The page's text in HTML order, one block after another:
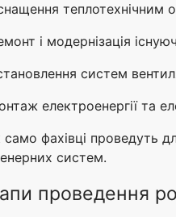
теплотехнічним
і модернізація
систем
електроенергії та
само фахівці проведуть
систем.
проведення